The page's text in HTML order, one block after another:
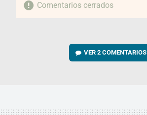
Comentarios cerrados
VER2 COMENTARIOS